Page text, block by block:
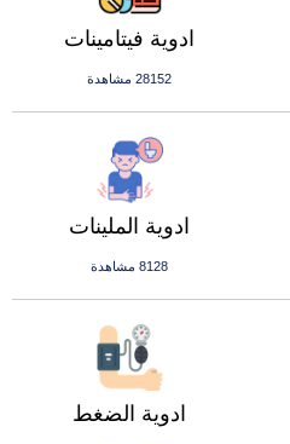
ادوية فيتامينات
28152 مشاهدة
ادوية الملينات
8128 مشاهدة
ادوية الضغط